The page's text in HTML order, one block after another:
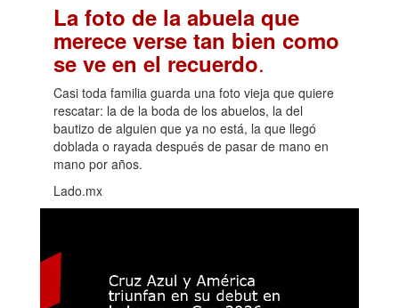
La foto de la abuela que
merece verse tan bien como
se ve en el recuerdo.
Casi toda familia guarda una foto vieja que quiere
rescatar: la de la boda de los abuelos, la del
bautizo de alguien que ya no está, la que llegó
doblada o rayada después de pasar de mano en
mano por años.
Lado.mx